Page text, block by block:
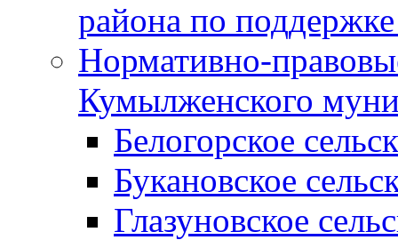
района по
Нормативно-
Кумылженского
Белогорское
Букановское
Глазуновское